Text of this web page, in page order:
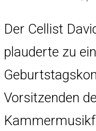
Der Cellist
plauderte zu
Vorsitzenden